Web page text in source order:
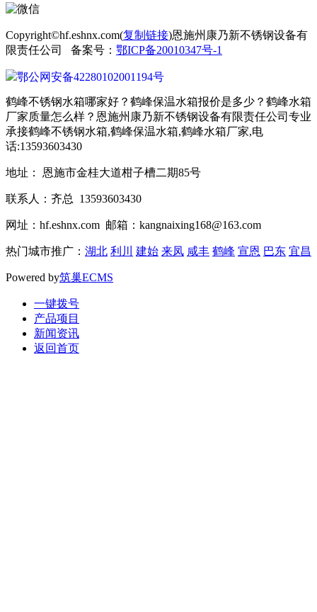
Copyright©hf.eshnx.com(复制链接)恩施州康乃新不锈钢设备有
限责任公司 备案号： 鄂ICP备20010347号-1
鄂公网安备42280102001194号
鹤峰不锈钢水箱哪家好？鹤峰保温水箱报价是多少？鹤峰水箱
厂家质量怎么样？恩施州康乃新不锈钢设备有限责任公司专业
承接鹤峰不锈钢水箱,鹤峰保温水箱,鹤峰水箱厂家,电
话:13593603430
地址： 恩施市金桂大道柑子槽二期85号
联系人：齐总 13593603430
网址：hf.eshnx.com 邮箱：kangnaixing168@163.com
热门城市推广： 湖北 利川 建始 来凤 咸丰 鹤峰 宣恩 巴东 宜昌
Powered by筑巢ECMS
一键拨号
产品项目
新闻资讯
返回首页